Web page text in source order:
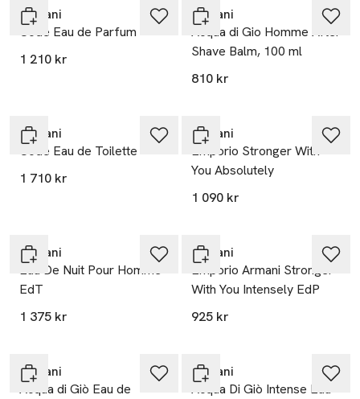
Armani
Code Eau de Parfum
1 210 kr
Armani
Acqua di Gio Homme After
Shave Balm, 100 ml
810 kr
Armani
Code Eau de Toilette
1 710 kr
Armani
Emporio Stronger With
You Absolutely
1 090 kr
Armani
Eau De Nuit Pour Homme
EdT
1 375 kr
Armani
Emporio Armani Stronger
With You Intensely EdP
925 kr
Armani
Acqua di Giò Eau de
Armani
Acqua Di Giò Intense Eau